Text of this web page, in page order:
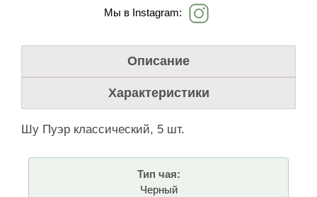
Мы в Instagram:
Описание
Характеристики
Шу Пуэр классический, 5 шт.
Тип чая:
Черный